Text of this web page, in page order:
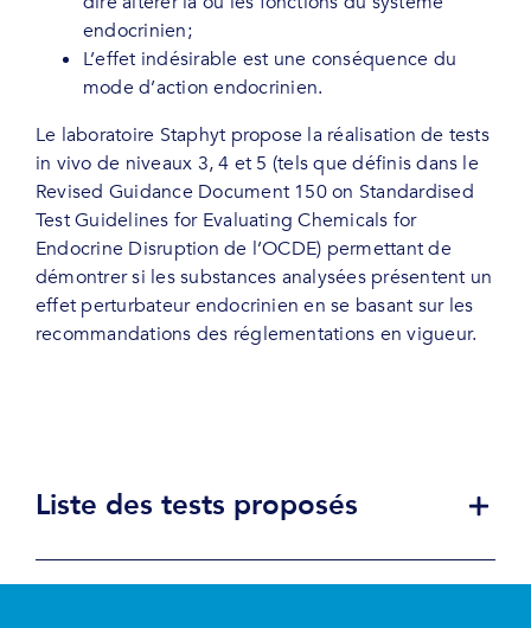
endocrinien;
L’effet indésirable est une conséquence du
mode d’action endocrinien.
Le laboratoire Staphyt propose la réalisation de tests
in vivo de niveaux 3, 4 et 5 (tels que définis dans le
Revised Guidance Document 150 on Standardised
Test Guidelines for Evaluating Chemicals for
Endocrine Disruption de l’OCDE) permettant de
démontrer si les substances analysées présentent un
effet perturbateur endocrinien en se basant sur les
recommandations des réglementations en vigueur.
Liste des tests proposés